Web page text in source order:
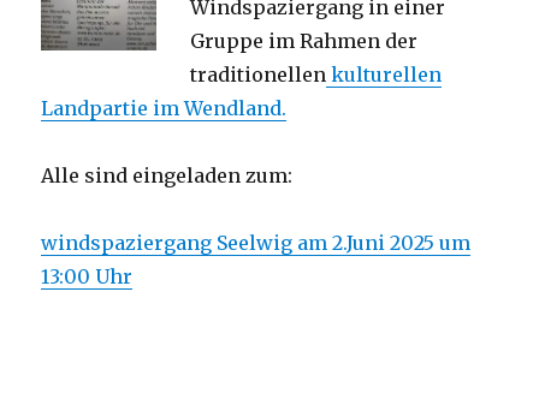
Windspaziergang in einer
Gruppe im Rahmen der
traditionellen kulturellen
Landpartie im Wendland.
Alle sind eingeladen zum:
windspaziergang Seelwig am 2.Juni 2025 um
13:00 Uhr